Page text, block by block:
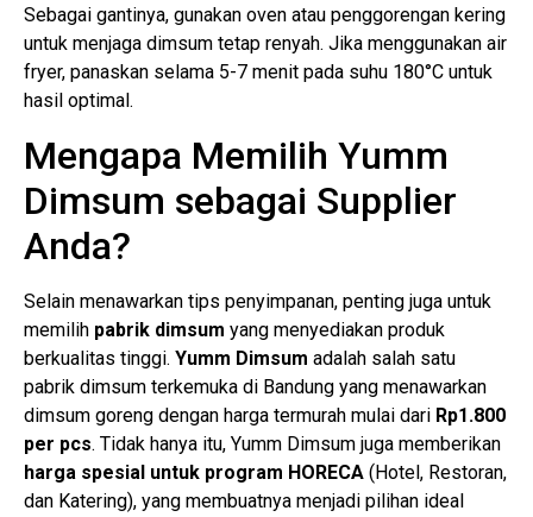
Sebagai gantinya, gunakan oven atau penggorengan kering
untuk menjaga dimsum tetap renyah. Jika menggunakan air
fryer, panaskan selama 5-7 menit pada suhu 180°C untuk
hasil optimal.
Mengapa Memilih Yumm
Dimsum sebagai Supplier
Anda?
Selain menawarkan tips penyimpanan, penting juga untuk
memilih pabrik dimsum yang menyediakan produk
berkualitas tinggi. Yumm Dimsum adalah salah satu
pabrik dimsum terkemuka di Bandung yang menawarkan
dimsum goreng dengan harga termurah mulai dari Rp1.800
per pcs. Tidak hanya itu, Yumm Dimsum juga memberikan
harga spesial untuk program HORECA (Hotel, Restoran,
dan Katering), yang membuatnya menjadi pilihan ideal